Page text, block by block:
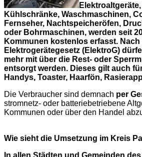
Kühlschränke, Waschmaschinen,
Fernseher, Nachtspeicheröfen,
oder Bohrmaschinen, werden seit
Kommunen kostenlos erfasst. Nach
Elektrogerätegesetz (ElektroG)
mehr mit über die Rest- oder
entsorgt werden. Dieses gilt auch
Handys, Toaster, Haarfön,
Die Verbraucher sind demnach per
stromnetz- oder batteriebetriebene
Kommunen oder über den Handel
Wie sieht die Umsetzung im Kreis
In allen Städten und Gemeinden